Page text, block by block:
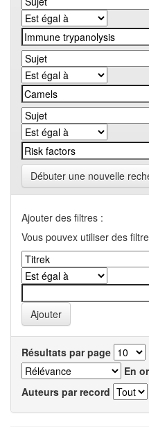
Débuter une nouvelle
Ajouter des filtres :
Vous pouvex utiliser des
Résultats par page
En
Auteurs par record